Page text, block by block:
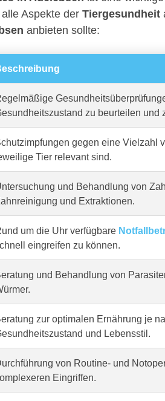
Aspekte der Tiergesundheit
anbieten sollte:
zu beurteilen und
gegen eine Vielzahl
Tier relevant sind.
und Behandlung von
und Extraktionen.
um die Uhr verfügbare
eingreifen zu können.
und Behandlung von
zur optimalen Ernährung je
und Lebensstil.
von Routine- und
Eingriffen.